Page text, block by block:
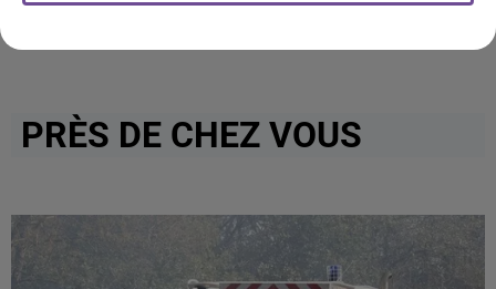
PRÈS DE CHEZ VOUS